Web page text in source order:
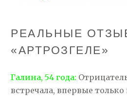
РЕАЛЬНЫЕ
«АРТРОЗГЕЛЕ»
Галина, 54 года:
встречала, впервые